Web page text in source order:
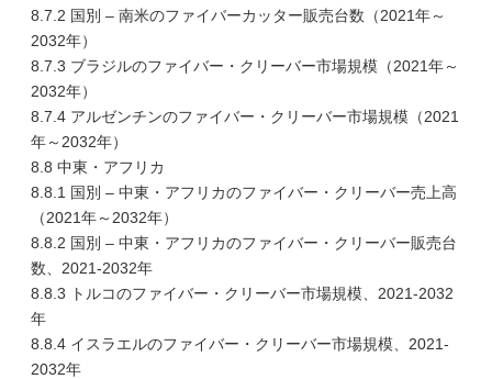
8.7.2 国別 – 南米のファイバーカッター販売台数（2021年～
2032年）
8.7.3 ブラジルのファイバー・クリーバー市場規模（2021年～
2032年）
8.7.4 アルゼンチンのファイバー・クリーバー市場規模（2021
年～2032年）
8.8 中東・アフリカ
8.8.1 国別 – 中東・アフリカのファイバー・クリーバー売上高
（2021年～2032年）
8.8.2 国別 – 中東・アフリカのファイバー・クリーバー販売台
数、2021-2032年
8.8.3 トルコのファイバー・クリーバー市場規模、2021-2032
年
8.8.4 イスラエルのファイバー・クリーバー市場規模、2021-
2032年